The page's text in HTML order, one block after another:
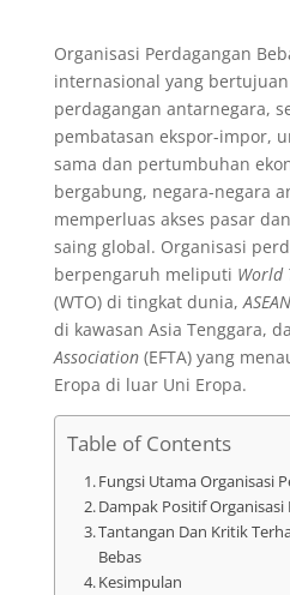
Organisasi Perdagangan
internasional yang
perdagangan antarnegara,
pembatasan ekspor-impor,
sama dan pertumbuhan
bergabung, negara-negara
memperluas akses pasar
saing global. Organisasi
berpengaruh meliputi World
(WTO) di tingkat dunia,
di kawasan Asia Tenggara,
Association(EFTA) yang
Eropa di luar Uni Eropa.
Table of Contents
Fungsi Utama Organisasi
Dampak Positif Organisasi
Tantangan Dan Kritik
Bebas
Kesimpulan